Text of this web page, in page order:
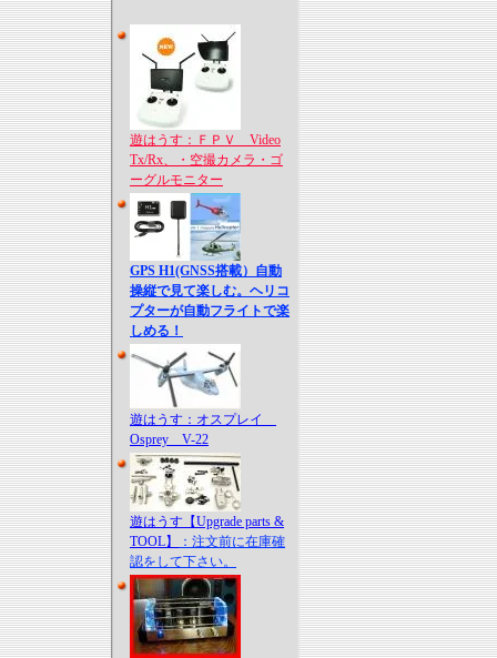
遊はうす：ＦＰＶ Video
Tx/Rx、・空撮カメラ・ゴ
ーグルモニター
GPS H1(GNSS搭載）自動
操縦で見て楽しむ。ヘリコ
プターが自動フライトで楽
しめる！
遊はうす：オスプレイ
Osprey V-22
遊はうす【Upgrade parts &
TOOL】
：注文前に在庫確
認をして下さい。